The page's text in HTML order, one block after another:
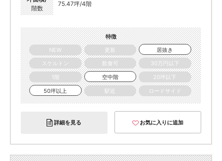
階数
75.47坪/4階
特徴
NEW
更新
居抜き
スケルトン
飲食可
30万円以下
1階
空中階
20坪以下
50坪以上
駅近 ロードサイド
詳細を見る お気に入りに追加